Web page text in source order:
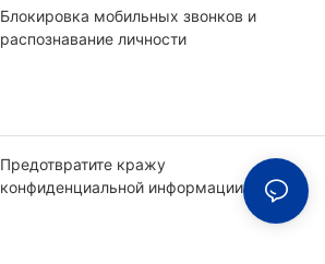
Блокировка мобильных звонков и
распознавание личности
Предотвратите кражу
конфиденциальной информации с
мобильных телефонов программным